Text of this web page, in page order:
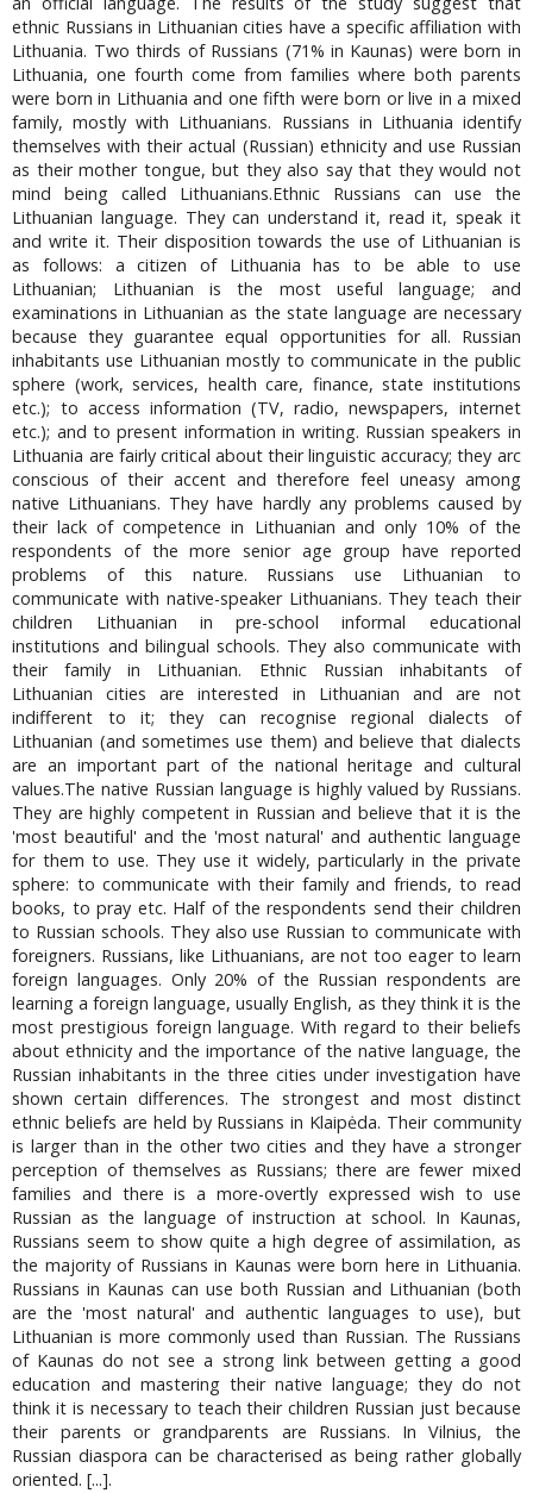
ethnic Russians in Lithuanian cities have a specific affiliation with
Lithuania. Two thirds of Russians (71% in Kaunas) were born in
Lithuania, one fourth come from families where both parents
were born in Lithuania and one fifth were born or live in a mixed
family, mostly with Lithuanians. Russians in Lithuania identify
themselves with their actual (Russian) ethnicity and use Russian
as their mother tongue, but they also say that they would not
mind being called Lithuanians.Ethnic Russians can use the
Lithuanian language. They can understand it, read it, speak it
and write it. Their disposition towards the use of Lithuanian is
as follows: a citizen of Lithuania has to be able to use
Lithuanian; Lithuanian is the most useful language; and
examinations in Lithuanian as the state language are necessary
because they guarantee equal opportunities for all. Russian
inhabitants use Lithuanian mostly to communicate in the public
sphere (work, services, health care, finance, state institutions
etc.); to access information (TV, radio, newspapers, internet
etc.); and to present information in writing. Russian speakers in
Lithuania are fairly critical about their linguistic accuracy; they arc
conscious of their accent and therefore feel uneasy among
native Lithuanians. They have hardly any problems caused by
their lack of competence in Lithuanian and only 10% of the
respondents of the more senior age group have reported
problems of this nature. Russians use Lithuanian to
communicate with native-speaker Lithuanians. They teach their
children Lithuanian in pre-school informal educational
institutions and bilingual schools. They also communicate with
their family in Lithuanian. Ethnic Russian inhabitants of
Lithuanian cities are interested in Lithuanian and are not
indifferent to it; they can recognise regional dialects of
Lithuanian (and sometimes use them) and believe that dialects
are an important part of the national heritage and cultural
values.The native Russian language is highly valued by Russians.
They are highly competent in Russian and believe that it is the
'most beautiful' and the 'most natural' and authentic language
for them to use. They use it widely, particularly in the private
sphere: to communicate with their family and friends, to read
books, to pray etc. Half of the respondents send their children
to Russian schools. They also use Russian to communicate with
foreigners. Russians, like Lithuanians, are not too eager to learn
foreign languages. Only 20% of the Russian respondents are
learning a foreign language, usually English, as they think it is the
most prestigious foreign language. With regard to their beliefs
about ethnicity and the importance of the native language, the
Russian inhabitants in the three cities under investigation have
shown certain differences. The strongest and most distinct
ethnic beliefs are held by Russians in Klaipėda. Their community
is larger than in the other two cities and they have a stronger
perception of themselves as Russians; there are fewer mixed
families and there is a more-overtly expressed wish to use
Russian as the language of instruction at school. In Kaunas,
Russians seem to show quite a high degree of assimilation, as
the majority of Russians in Kaunas were born here in Lithuania.
Russians in Kaunas can use both Russian and Lithuanian (both
are the 'most natural' and authentic languages to use), but
Lithuanian is more commonly used than Russian. The Russians
of Kaunas do not see a strong link between getting a good
education and mastering their native language; they do not
think it is necessary to teach their children Russian just because
their parents or grandparents are Russians. In Vilnius, the
Russian diaspora can be characterised as being rather globally
oriented. [...].